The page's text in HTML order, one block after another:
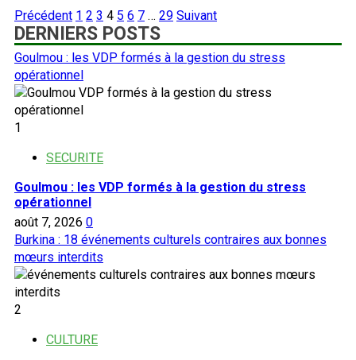
359
associations
plus
sur
Burkina
:
des
Afro-
autour
projets
de
développement
Pagination
des
publications
Précédent 1 2 3 4 5 6 7 … 29 Suivant
DERNIERS POSTS
Goulmou : les VDP formés à la gestion du stress
opérationnel
1
SECURITE
Goulmou : les VDP formés à la gestion du stress
opérationnel
août 7, 2026 0
Burkina : 18 événements culturels contraires aux bonnes
mœurs interdits
2
CULTURE